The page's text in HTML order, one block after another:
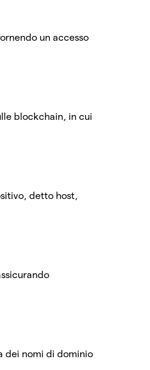
un accesso
blockchain, in cui
detto host,
dei nomi di dominio